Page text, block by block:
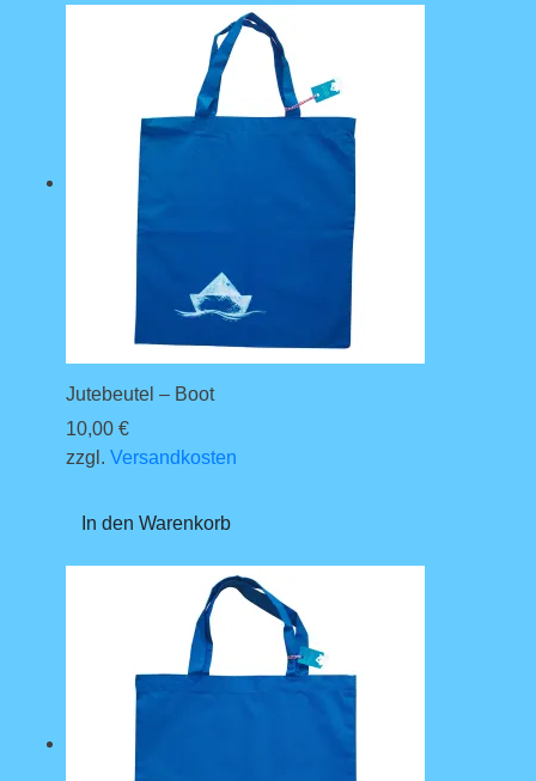
Jutebeutel – Boot
10,00 €
zzgl. Versandkosten
In den Warenkorb